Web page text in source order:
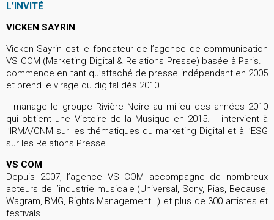
L’INVITÉ
VICKEN SAYRIN
Vicken Sayrin est le fondateur de l’agence de communication
VS COM (Marketing Digital & Relations Presse) basée à Paris. Il
commence en tant qu’attaché de presse indépendant en 2005
et prend le virage du digital dès 2010.
Il manage le groupe Rivière Noire au milieu des années 2010
qui obtient une Victoire de la Musique en 2015. Il intervient à
l’IRMA/CNM sur les thématiques du marketing Digital et à l’ESG
sur les Relations Presse.
VS COM
Depuis 2007, l’agence VS COM accompagne de nombreux
acteurs de l’industrie musicale (Universal, Sony, Pias, Because,
Wagram, BMG, Rights Management…) et plus de 300 artistes et
festivals.